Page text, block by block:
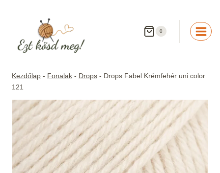
0
Kezdőlap - Fonalak - Drops - Drops Fabel Krémfehér uni color
121